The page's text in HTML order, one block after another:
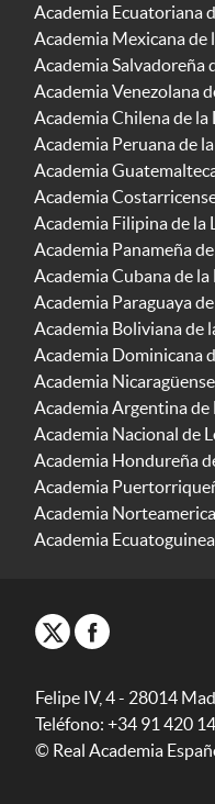
Academia Ecuatoriana
Academia Mexicana de
Academia Salvadoreña
Academia Venezolana
Academia Chilena de la
Academia Peruana de
Academia
Academia
Academia Filipina de la
Academia Panameña
Academia Cubana de la
Academia Paraguaya
Academia Boliviana de
Academia Dominicana
Academia
Academia Argentina de
Academia Nacional de
Academia Hondureña
Academia
Academia
Academia
Felipe IV, 4 - 28014
Teléfono: +34 91 420
© Real Academia